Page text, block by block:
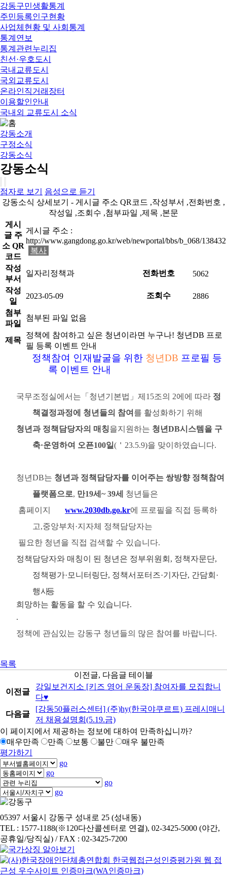
강동구민생활통계
주민등록인구현황
사업체현황 및 사회통계
통계연보
통계관련누리집
친선·우호도시
국내교류도시
국외교류도시
온라인직거래장터
이용할인안내
국내외 교류도시 소식
강동소개
구정소식
강동소식
강동소식
점자로 보기
음성으로 듣기
강동소식 상세보기 - 게시글 주소 QR코드 ,작성부서 ,전화번호 ,
작성일 ,조회수 ,첨부파일 ,제목 ,본문
게시
글 주
소 QR
코드
게시글 주소 :
http://www.gangdong.go.kr/web/newportal/bbs/b_068/138432
복사
작성
부서
일자리정책과 전화번호
5062
작성
일
2023-05-09 조회수
2886
첨부
파일
첨부된 파일 없음
제목
정책에 참여하고 싶은 청년이라면 누구나! 청년DB 프로
필 등록 이벤트 안내
정책참여 인재발굴을 위한 청년DB 프로필 등
록 이벤트 안내
국무조정실에서는 「 청년기본법 」제15조의 2에 에 따라 정
책결정과정에 청년들의 참여 를 활성화하기 위해
청년과 정책담당자의 매칭을지원하는 청년DB시스템을 구
축·운영하여 오픈100일( ＇ 23.5.9)을 맞이하였습니다.
청년DB는 청년과 정책담당자를 이어주는 쌍방향 정책참여
플랫폼으로, 만19세~ 39세
청년들은
홈페이지www.2030db.go.kr에
프로필을 직접 등록하
고,중앙부처 ·지자체 정책담당자는
필요한 청년을 직접 검색할 수 있습니다.
정책담당자와 매칭이 된 청년은 정부위원회 , 정책자문단,
정책평가· 모니터링단, 정책서포터즈·기자단, 간담회 ·
행사 등
희망하는 활동을 할 수 있습니다.
.
정책에 관심있는 강동구 청년들의 많은 참여를 바랍니다.
목록
이전글, 다음글 테이블
이전글
강일보건지소 [키즈 영어 운동장] 참여자를 모집합니
다♥
다음글
[강동50플러스센터] (주)hy(한국야쿠르트) 프레시매니
저 채용설명회(5.19.금)
이 페이지에서 제공하는 정보에 대하여 만족하십니까?
매우만족
만족 보통 불만
매우 불만족
평가하기
go
go
go
go
05397 서울시 강동구 성내로 25 (성내동)
TEL : 1577-1188(※120다산콜센터로 연결), 02-3425-5000 (야간,
공휴일/당직실) / FAX : 02-3425-7200